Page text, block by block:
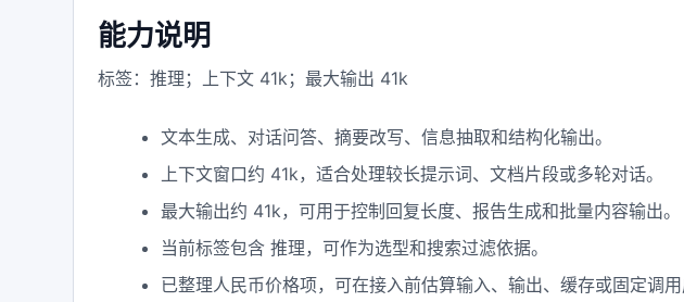
能力说明
标签：推理；上下文 41k；最大输出 41k
文本生成、对话问答、摘要改写、信息抽取和结构化输出。
上下文窗口约 41k，适合处理较长提示词、文档片段或多轮对话。
最大输出约 41k，可用于控制回复长度、报告生成和批量内容输出。
当前标签包含 推理，可作为选型和搜索过滤依据。
已整理人民币价格项，可在接入前估算输入、输出、缓存或固定调用